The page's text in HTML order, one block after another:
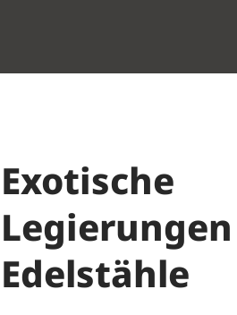
Exotische
Edelstähle